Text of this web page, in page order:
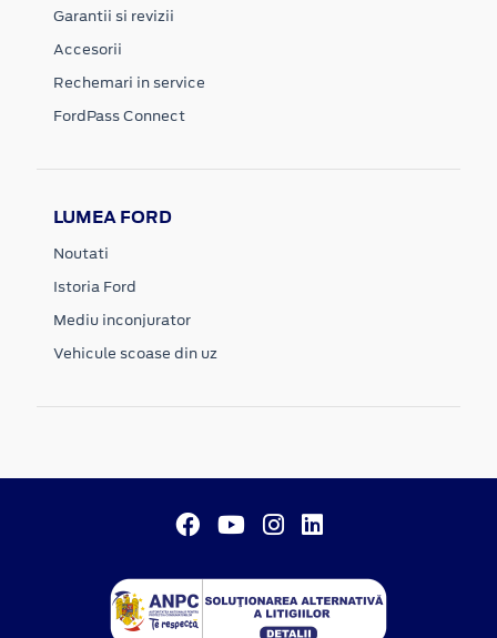
Garantii si revizii
Accesorii
Rechemari in service
FordPass Connect
LUMEA FORD
Noutati
Istoria Ford
Mediu inconjurator
Vehicule scoase din uz